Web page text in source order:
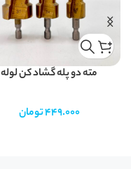
مته دو پله گشاد کن لوله
449.000تومان